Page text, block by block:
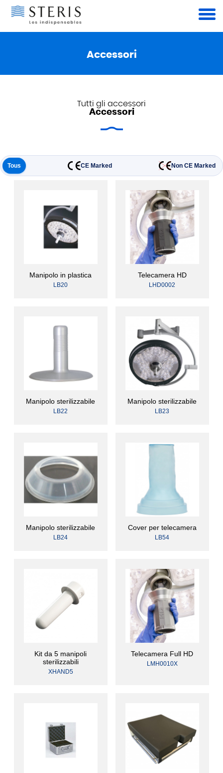
Accessori
Tutti gli accessori
Accessori
Tous CE Marked Non CE Marked
Manipolo in plastica
LB20
Telecamera HD
LHD0002
Manipolo sterilizzabile
LB22
Manipolo sterilizzabile
LB23
Manipolo sterilizzabile
LB24
Cover per telecamera
LB54
Kit da 5 manipoli
sterilizzabili
XHAND5
Telecamera Full HD
LMH0010X
Pannello di gestione dei cookies